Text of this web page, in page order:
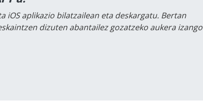
iOS aplikazio bilatzailean eta deskargatu. Bertan
dizuten abantailez gozatzeko aukera izango